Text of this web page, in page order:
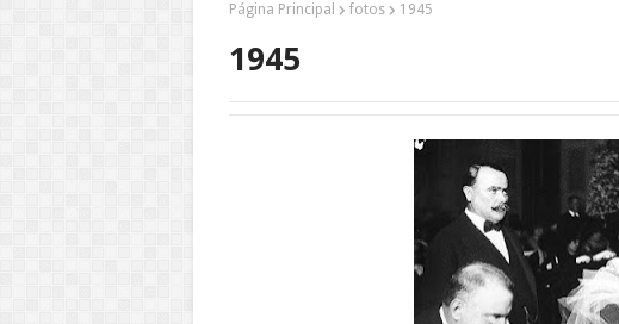
Página Principal fotos 1945
1945